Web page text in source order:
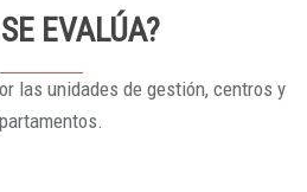
EVALÚA?
las unidades de gestión, centros y